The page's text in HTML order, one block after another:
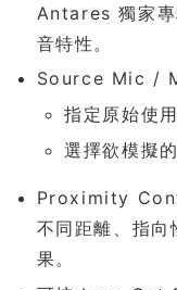
Antares 獨家專
音特性。
Source Mic /
指定原始使
選擇欲模擬
Proximity
不同距離、指向
果。